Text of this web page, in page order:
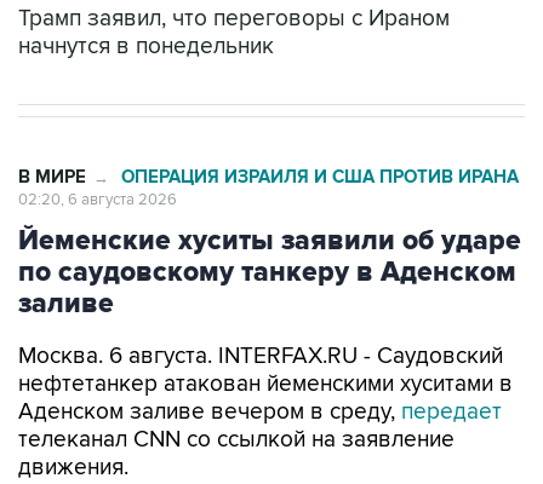
Трамп заявил, что переговоры с Ираном
начнутся в понедельник
В МИРЕ → ОПЕРАЦИЯ ИЗРАИЛЯ И США ПРОТИВ ИРАНА
02:20, 6 августа 2026
Йеменские хуситы заявили об ударе
по саудовскому танкеру в Аденском
заливе
Москва. 6 августа. INTERFAX.RU - Саудовский
нефтетанкер атакован йеменскими хуситами в
Аденском заливе вечером в среду, передает
телеканал CNN со ссылкой на заявление
движения.